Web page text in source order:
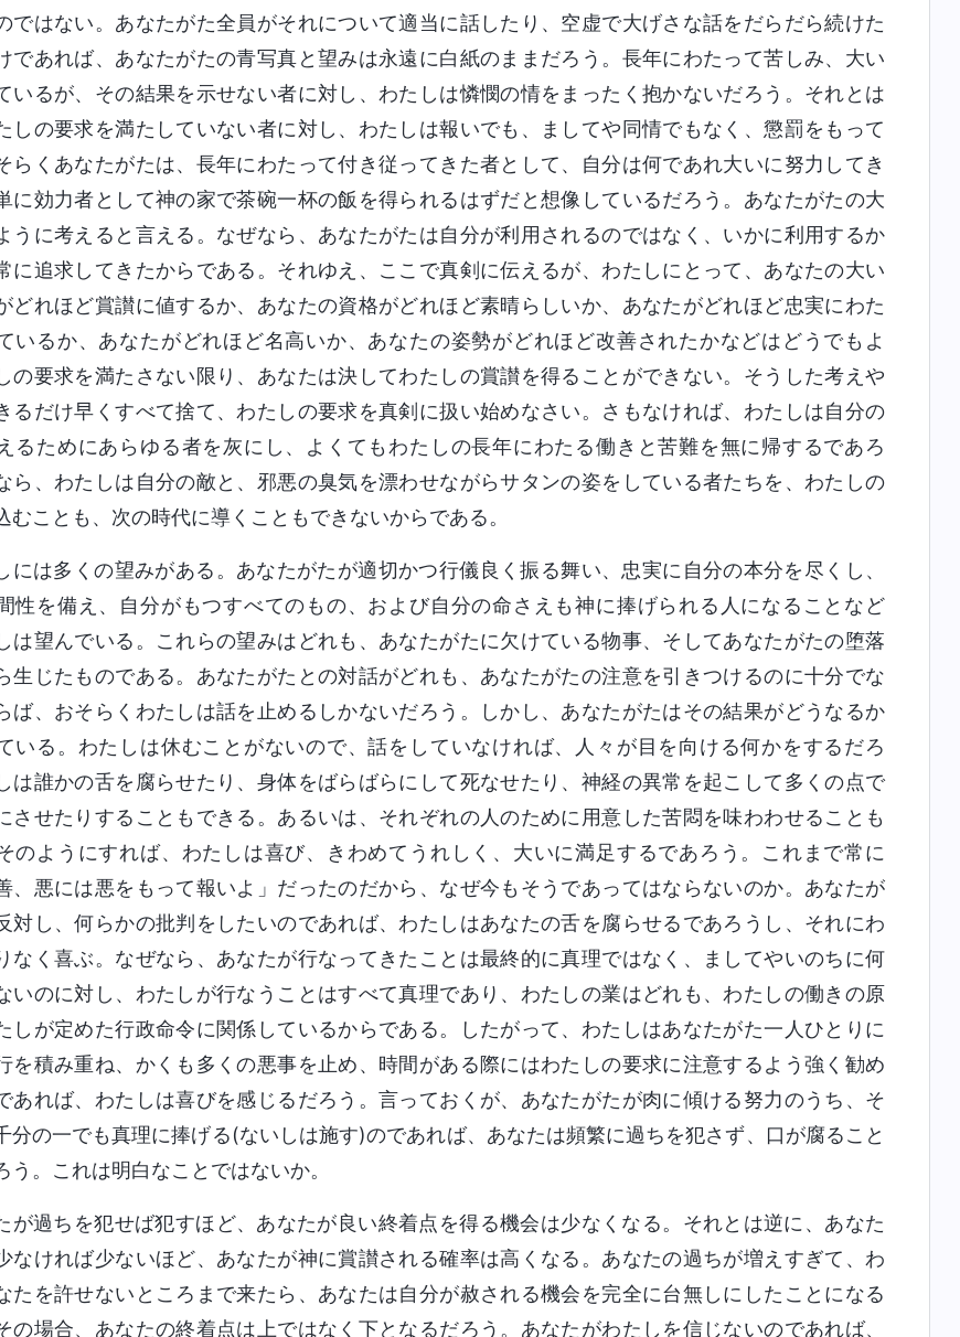
ではない。あなたがた全員がそれについて適当に話したり、空虚で大げさな話をだらだら続けた
であれば、あなたがたの青写真と望みは永遠に白紙のままだろう。長年にわたって苦しみ、大い
いるが、その結果を示せない者に対し、わたしは憐憫の情をまったく抱かないだろう。それとは
しの要求を満たしていない者に対し、わたしは報いでも、ましてや同情でもなく、懲罰をもって
らくあなたがたは、長年にわたって付き従ってきた者として、自分は何であれ大いに努力してき
に効力者として神の家で茶碗一杯の飯を得られるはずだと想像しているだろう。あなたがたの大
うに考えると言える。なぜなら、あなたがたは自分が利用されるのではなく、いかに利用するか
に追求してきたからである。それゆえ、ここで真剣に伝えるが、わたしにとって、あなたの大い
どれほど賞讃に値するか、あなたの資格がどれほど素晴らしいか、あなたがどれほど忠実にわた
いるか、あなたがどれほど名高いか、あなたの姿勢がどれほど改善されたかなどはどうでもよ
の要求を満たさない限り、あなたは決してわたしの賞讃を得ることができない。そうした考えや
るだけ早くすべて捨て、わたしの要求を真剣に扱い始めなさい。さもなければ、わたしは自分の
るためにあらゆる者を灰にし、よくてもわたしの長年にわたる働きと苦難を無に帰するであろ
ら、わたしは自分の敵と、邪悪の臭気を漂わせながらサタンの姿をしている者たちを、わたしの
むことも、次の時代に導くこともできないからである。
には多くの望みがある。あなたがたが適切かつ行儀良く振る舞い、忠実に自分の本分を尽くし、
性を備え、自分がもつすべてのもの、および自分の命さえも神に捧げられる人になることなど
は望んでいる。これらの望みはどれも、あなたがたに欠けている物事、そしてあなたがたの堕落
生じたものである。あなたがたとの対話がどれも、あなたがたの注意を引きつけるのに十分でな
ば、おそらくわたしは話を止めるしかないだろう。しかし、あなたがたはその結果がどうなるか
いる。わたしは休むことがないので、話をしていなければ、人々が目を向ける何かをするだろ
は誰かの舌を腐らせたり、身体をばらばらにして死なせたり、神経の異常を起こして多くの点で
させたりすることもできる。あるいは、それぞれの人のために用意した苦悶を味わわせることも
のようにすれば、わたしは喜び、きわめてうれしく、大いに満足するであろう。これまで常に
、悪には悪をもって報いよ」だったのだから、なぜ今もそうであってはならないのか。あなたが
対し、何らかの批判をしたいのであれば、わたしはあなたの舌を腐らせるであろうし、それにわ
なく喜ぶ。なぜなら、あなたが行なってきたことは最終的に真理ではなく、ましてやいのちに何
いのに対し、わたしが行なうことはすべて真理であり、わたしの業はどれも、わたしの働きの原
しが定めた行政命令に関係しているからである。したがって、わたしはあなたがた一人ひとりに
を積み重ね、かくも多くの悪事を止め、時間がある際にはわたしの要求に注意するよう強く勧め
あれば、わたしは喜びを感じるだろう。言っておくが、あなたがたが肉に傾ける努力のうち、そ
分の一でも真理に捧げる(ないしは施す)のであれば、あなたは頻繁に過ちを犯さず、口が腐ること
う。これは明白なことではないか。
が過ちを犯せば犯すほど、あなたが良い終着点を得る機会は少なくなる。それとは逆に、あなた
なければ少ないほど、あなたが神に賞讃される確率は高くなる。あなたの過ちが増えすぎて、わ
たを許せないところまで来たら、あなたは自分が赦される機会を完全に台無しにしたことになる
の場合、あなたの終着点は上ではなく下となるだろう。あなたがわたしを信じないのであれば、